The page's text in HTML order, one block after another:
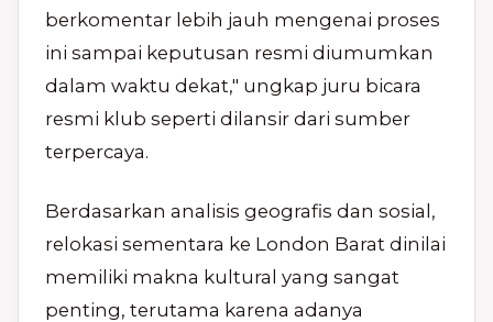
berkomentar lebih jauh mengenai proses
ini sampai keputusan resmi diumumkan
dalam waktu dekat," ungkap juru bicara
resmi klub seperti dilansir dari sumber
terpercaya.
Berdasarkan analisis geografis dan sosial,
relokasi sementara ke London Barat dinilai
memiliki makna kultural yang sangat
penting, terutama karena adanya